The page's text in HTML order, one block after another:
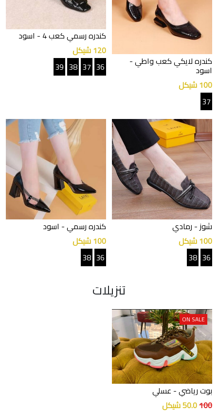
كندره لايكي كعب واطي-
اسود
100 شيكل
37
كندره رسمي كعب 4 - اسود
120 شيكل
36
37
38
39
شوز- رمادي
100 شيكل
36
38
كندره رسمي- اسود
100 شيكل
36
38
تنزيلات
ON SALE
بوت رياضي- عسلي
100